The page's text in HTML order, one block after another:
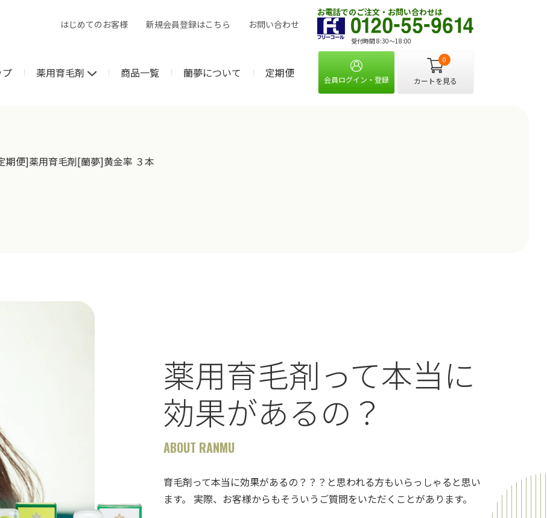
はじめてのお客様 新規会員登録はこちら お問い合わせ
お電話でのご注文・お問い合わせは
受付時間 8:30〜18:00
プ 薬用育毛剤 商品一覧 蘭夢について 定期便 会員ログイン・登録
0
カートを見る
期便]薬用育毛剤[蘭夢]黄金率 ３本
薬用育毛剤って本当に
効果があるの？
ABOUT RANMU
育毛剤って本当に効果があるの？？？と思われる方もいらっしゃると思い
ます。 実際、お客様からもそういうご質問をいただくことがあります。